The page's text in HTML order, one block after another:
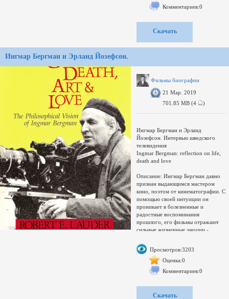
Только "Нэшнл Джиогрэфик" может
представить столь уникальный
ним. Для подлинных ценителей
эпопеи Толкиена!Обложка в
оформлении от DVD-релиза, в то
878 kbps, Фактор качества: 0,18
b/px, Кодек: DivX (4 / 5 / 6)
Комментариев:0
Скачать
Ингмар Бергман и Эрланд Йозефсон.
Фильмы биографии
21 Мар. 2019
701.85 MB (4
)
Ингмар Бергман и Эрланд
Йозефсон. Интервью шведского
телевидения
Ingmar Bergman: reflection on life,
death and love
Описание: Ингмар Бергман давно
признан выдающимся мастером
кино, поэтом от кинематографии. С
помощью своей интуиции он
проникает в болезненные и
радостные воспоминания
прошлого, его фильмы отражают
сильные жизненные эмоции -
смерти. Он редко даёт интервью, но
сделал исключение вместе со своим
старинным другом, знаменитым
шведским актёром Эрландом
Йозефсоном.
Просмотров:3203
Оценка:0
Комментариев:0
Скачать